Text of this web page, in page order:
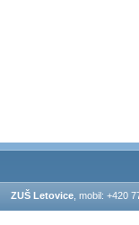
ZUŠ Letovice, mobil: +420